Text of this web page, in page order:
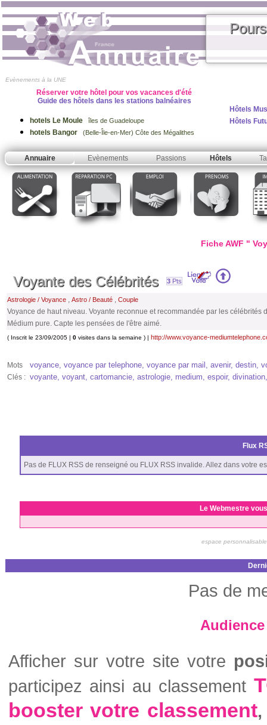
Evènements à la UNE
Réserver votre hôtel pour vos vacances d'été
Guide des hôtels dans les stations balnéaires
hotels Le Moule îles de Guadeloupe
hotels Bangor (Belle-Île-en-Mer) Côte des Mégalithes
Hôtels
Hôtels
Annuaire Evènements Passions Hôtels
Fiche AWF "
Voyante des Célébrités 3 Pts
Astrologie / Voyance , Astro / Beauté , Couple
Voyance de haut niveau. Voyante reconnue et recommandée par les
Médium pure. Capte les pensées de l'être aimé.
( Inscrit le 23/09/2005 | 0 visites dans la semaine ) | http://www.voyance-
Mots
Clés :
voyance, voyance par telephone, voyance par mail, avenir, destin,
voyante, voyant, cartomancie, astrologie, medium, espoir,
Flux
Pas de FLUX RSS de renseigné ou FLUX RSS invalide. Allez dans votre
Le Webmestre
espace
Pas de
Afficher sur votre site votre
participez ainsi au classement
booster votre classement,